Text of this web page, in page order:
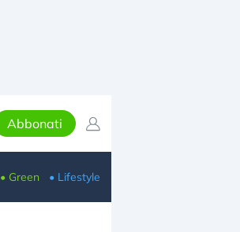
Abbonati
• Green • Lifestyle